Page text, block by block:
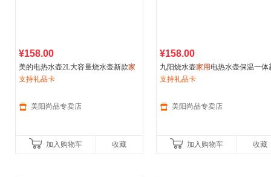
¥158.00
美的电热水壶2L大容量烧水壶新款家
用保温一体泡茶开水壶复古
支持礼品卡
美阳尚品专卖店
加入购物车 收藏
¥158.00
九阳烧水壶家用 电热水壶保温一体
款烧水泡茶大容量煮开水壶
支持礼品卡
美阳尚品专卖店
加入购物车 收藏